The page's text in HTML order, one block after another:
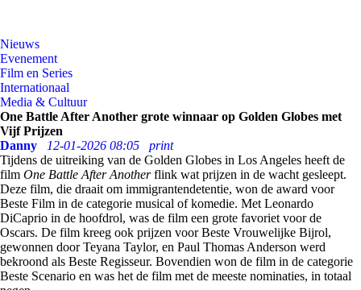
Nieuws
Evenement
Film en Series
Internationaal
Media & Cultuur
One Battle After Another grote winnaar op Golden Globes met
Vijf Prijzen
Danny
12-01-2026 08:05
print
Tijdens de uitreiking van de Golden Globes in Los Angeles heeft de
film One Battle After Anotherflink wat prijzen in de wacht gesleept.
Deze film, die draait om immigrantendetentie, won de award voor
Beste Film in de categorie musical of komedie. Met Leonardo
DiCaprio in de hoofdrol, was de film een grote favoriet voor de
Oscars. De film kreeg ook prijzen voor Beste Vrouwelijke Bijrol,
gewonnen door Teyana Taylor, en Paul Thomas Anderson werd
bekroond als Beste Regisseur. Bovendien won de film in de categorie
Beste Scenario en was het de film met de meeste nominaties, in totaal